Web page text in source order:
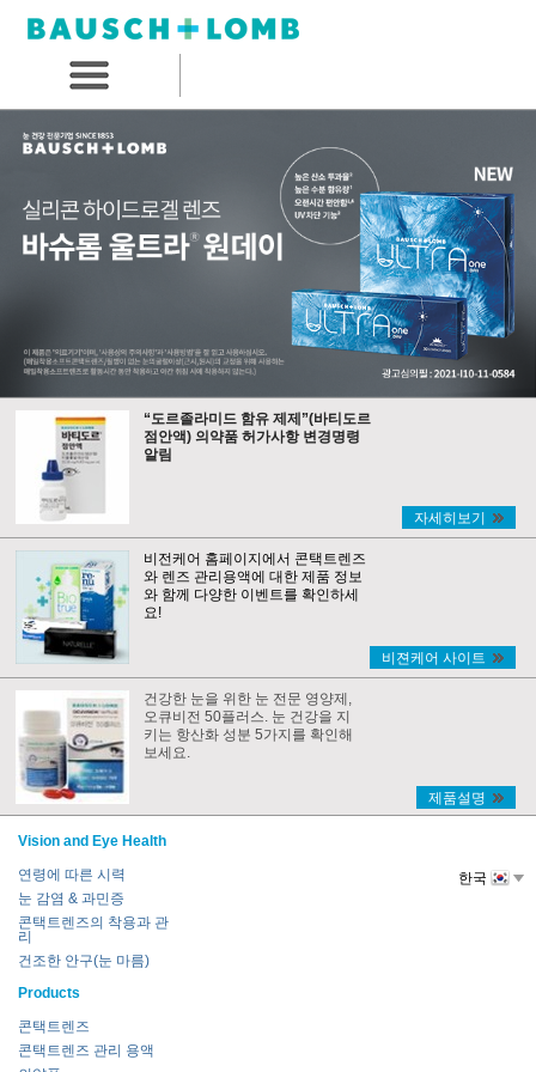
“도르졸라미드 함유 제제”(바티도르
점안액) 의약품 허가사항 변경명령
알림
자세히보기
비전케어 홈페이지에서 콘택트렌즈
와 렌즈 관리용액에 대한 제품 정보
와 함께 다양한 이벤트를 확인하세
요!
비젼케어 사이트
건강한 눈을 위한 눈 전문 영양제,
오큐비전 50플러스. 눈 건강을 지
키는 항산화 성분 5가지를 확인해
보세요.
제품설명
Vision and Eye Health
연령에 따른 시력
눈 감염 & 과민증
콘택트렌즈의 착용과 관
리
건조한 안구(눈 마름)
Products
콘택트렌즈
콘택트렌즈 관리 용액
한국